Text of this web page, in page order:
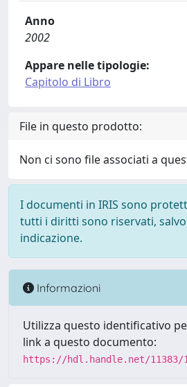
Anno
2002
Appare nelle tipologie:
Capitolo di Libro
File in questo prodotto:
Non ci sono file associati a
I documenti in IRIS sono
tutti i diritti sono riservati,
indicazione.
Informazioni
Utilizza questo identificativo
link a questo documento:
https://hdl.handle.net/11383/